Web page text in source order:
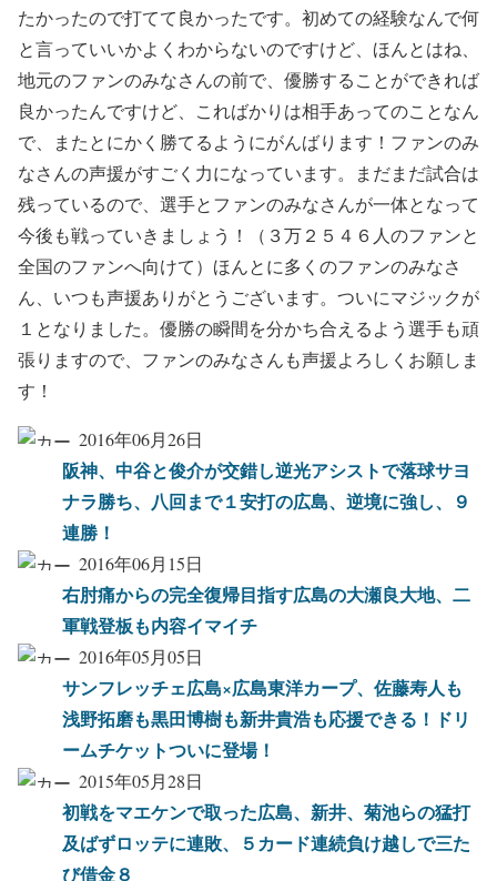
たかったので打てて良かったです。初めての経験なんで何
と言っていいかよくわからないのですけど、ほんとはね、
地元のファンのみなさんの前で、優勝することができれば
良かったんですけど、こればかりは相手あってのことなん
で、またとにかく勝てるようにがんばります！ファンのみ
なさんの声援がすごく力になっています。まだまだ試合は
残っているので、選手とファンのみなさんが一体となって
今後も戦っていきましょう！（３万２５４６人のファンと
全国のファンへ向けて）ほんとに多くのファンのみなさ
ん、いつも声援ありがとうございます。ついにマジックが
１となりました。優勝の瞬間を分かち合えるよう選手も頑
張りますので、ファンのみなさんも声援よろしくお願しま
す！
2016年06月26日
阪神、中谷と俊介が交錯し逆光アシストで落球サヨ
ナラ勝ち、八回まで１安打の広島、逆境に強し、９
連勝！
2016年06月15日
右肘痛からの完全復帰目指す広島の大瀬良大地、二
軍戦登板も内容イマイチ
2016年05月05日
サンフレッチェ広島×広島東洋カープ、佐藤寿人も
浅野拓磨も黒田博樹も新井貴浩も応援できる！ドリ
ームチケットついに登場！
2015年05月28日
初戦をマエケンで取った広島、新井、菊池らの猛打
及ばずロッテに連敗、５カード連続負け越しで三た
び借金８